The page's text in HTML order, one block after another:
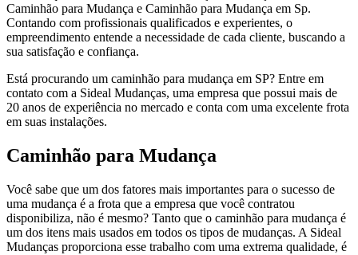
Caminhão para Mudança e Caminhão para Mudança em Sp.
Contando com profissionais qualificados e experientes, o
empreendimento entende a necessidade de cada cliente, buscando a
sua satisfação e confiança.
Está procurando um caminhão para mudança em SP? Entre em
contato com a Sideal Mudanças, uma empresa que possui mais de
20 anos de experiência no mercado e conta com uma excelente frota
em suas instalações.
Caminhão para Mudança
Você sabe que um dos fatores mais importantes para o sucesso de
uma mudança é a frota que a empresa que você contratou
disponibiliza, não é mesmo? Tanto que o caminhão para mudança é
um dos itens mais usados em todos os tipos de mudanças. A Sideal
Mudanças proporciona esse trabalho com uma extrema qualidade, é